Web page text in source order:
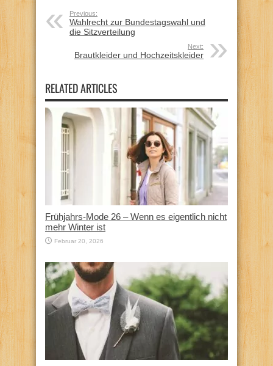
Previous:
Wahlrecht zur Bundestagswahl und
die Sitzverteilung
Next:
Brautkleider und Hochzeitskleider
RELATED ARTICLES
Frühjahrs-Mode 26 – Wenn es eigentlich nicht
mehr Winter ist
Februar 20, 2026